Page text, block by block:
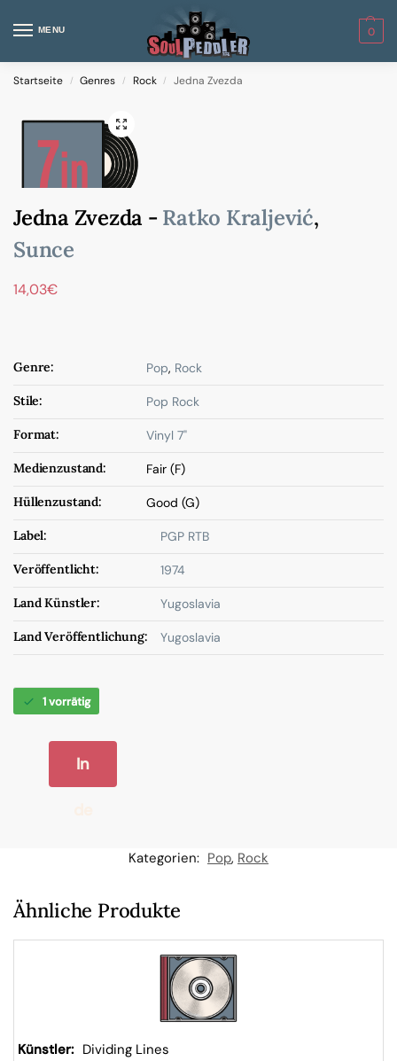
MENU 0
Startseite / Genres / Rock / Jedna Zvezda
Jedna Zvezda - Ratko Kraljević,
Sunce
14,03€
Genre: Pop, Rock
Stile: Pop Rock
Format: Vinyl 7"
Medienzustand: Fair (F)
Hüllenzustand: Good (G)
Label: PGP RTB
Veröffentlicht: 1974
Land Künstler: Yugoslavia
Land Veröffentlichung: Yugoslavia
1 vorrätig
In
W
kor
Kategorien: Pop, Rock
Ähnliche Produkte
Dividing Lines